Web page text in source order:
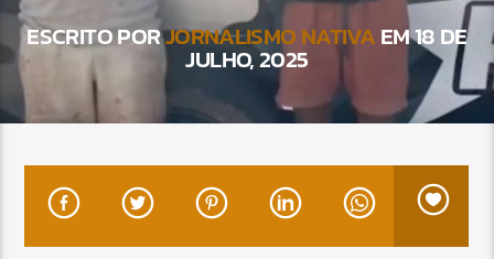
ESCRITO PORJORNALISMO NATIVAEM 18 DE
JULHO, 2025